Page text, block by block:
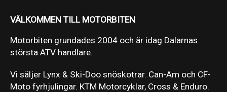
VÄLKOMMEN TILL MOTORBITEN
Motorbiten grundades 2004 och är idag Dalarnas
största ATV handlare.
Vi säljer Lynx & Ski-Doo snöskotrar. Can-Am och CF-
Moto fyrhjulingar. KTM Motorcyklar, Cross & Enduro.